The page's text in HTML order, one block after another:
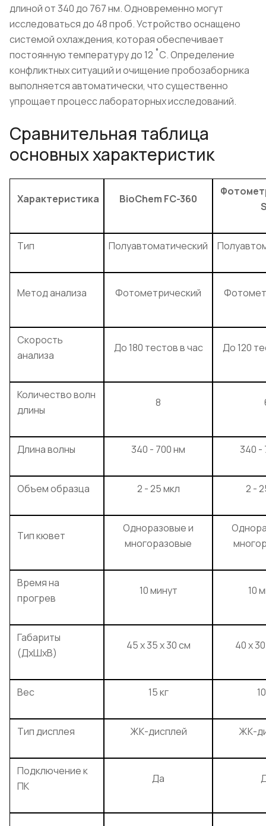
длиной от 340 до 767 нм. Одновременно могут
исследоваться до 48 проб. Устройство оснащено
системой охлаждения, которая обеспечивает
постоянную температуру до 12 ˚С. Определение
конфликтных ситуаций и очищение пробозаборника
выполняется автоматически, что существенно
упрощает процесс лабораторных исследований.
Сравнительная таблица
основных характеристик
Характеристика BioChem FC-360
Тип Полуавтоматический
Метод анализа Фотометрический
Скорость
анализа
До 180 тестов в час До 120
Количество волн
длины
8
Длина волны 340 - 700 нм 340 -
Объем образца 2 - 25 мкл 2 -
Тип кювет
Одноразовые и
многоразовые
Время на
прогрев
10 минут 10
Габариты
(ДхШхВ)
45 х 35 х 30 см 40 х
Вес 15 кг
Тип дисплея ЖК-дисплей ЖК-
Подключение к
ПК
Да